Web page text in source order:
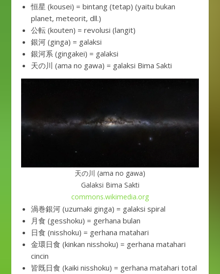
恒星 (kousei) = bintang (tetap) (yaitu bukan
planet, meteorit, dll.)
公転 (kouten) = revolusi (langit)
銀河 (ginga) = galaksi
銀河系 (gingakei) = galaksi
天の川 (ama no gawa) = galaksi Bima Sakti
天の川 (ama no gawa)
Galaksi Bima Sakti
commons.wikimedia.org
渦巻銀河 (uzumaki ginga) = galaksi spiral
月食 (gesshoku) = gerhana bulan
日食 (nisshoku) = gerhana matahari
金環日食 (kinkan nisshoku) = gerhana matahari
cincin
皆既日食 (kaiki nisshoku) = gerhana matahari total